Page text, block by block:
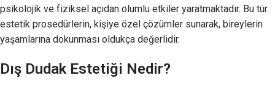
psikolojik ve fiziksel açıdan olumlu etkiler yaratmaktadır. Bu tür
estetik prosedürlerin, kişiye özel çözümler sunarak, bireylerin
yaşamlarına dokunması oldukça değerlidir.
Dış Dudak Estetiği Nedir?